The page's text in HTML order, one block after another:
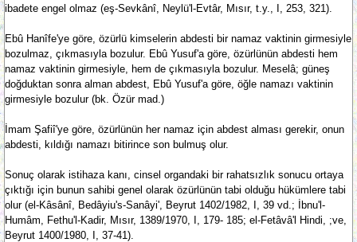
ibadete engel olmaz (eş-Sevkânî, Neylü'l-Evtâr, Mısır, t.y., I, 253, 321).
Ebû Hanîfe'ye göre, özürlü kimselerin abdesti bir namaz vaktinin girmesiyle
bozulmaz, çıkmasıyla bozulur. Ebû Yusuf'a göre, özürlünün abdesti hem
namaz vaktinin girmesiyle, hem de çıkmasıyla bozulur. Meselâ; güneş
doğduktan sonra alman abdest, Ebû Yusuf'a göre, öğle namazı vaktinin
girmesiyle bozulur (bk. Özür mad.)
İmam Şafiî'ye göre, özürlünün her namaz için abdest alması gerekir, onun
abdesti, kıldığı namazı bitirince son bulmuş olur.
Sonuç olarak istihaza kanı, cinsel organdaki bir rahatsızlık sonucu ortaya
çıktığı için bunun sahibi genel olarak özürlünün tabi olduğu hükümlere tabi
olur (el-Kâsânî, Bedâyiu's-Sanâyi', Beyrut 1402/1982, I, 39 vd.; İbnu'l-
Humâm, Fethu'l-Kadir, Mısır, 1389/1970, I, 179- 185; el-Fetâvâ'l Hindi, ;ve,
Beyrut 1400/1980, I, 37-41).